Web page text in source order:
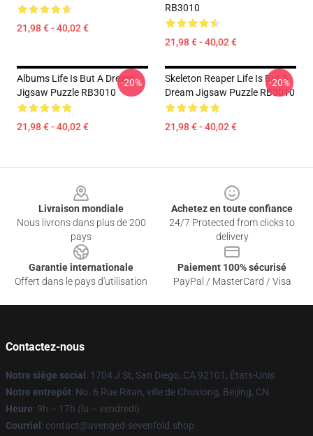
21,98 € - 40,02 €
RB3010
21,98 € - 40,02 €
Albums Life Is But A Dream
Jigsaw Puzzle RB3010
21,98 € - 40,02 €
-20%
Skeleton Reaper Life Is But A
Dream Jigsaw Puzzle RB3010
21,98 € - 40,02 €
-20%
Livraison mondiale
Nous livrons dans plus de 200
pays
Achetez en toute confiance
24/7 Protected from clicks to
delivery
Garantie internationale
Offert dans le pays d'utilisation
Paiement 100% sécurisé
PayPal / MasterCard / Visa
Contactez-nous
Notre siège social : 1704 J St, San Diego, CA 92101, États-Unis
Notre entrepôt: No. 6 Rue Ritan, ville de Chuxiong, Beijing, CN
Heure: 9h – 17h (lu – vendredi)
Courriel : contact@avenged-sevenfold.shop